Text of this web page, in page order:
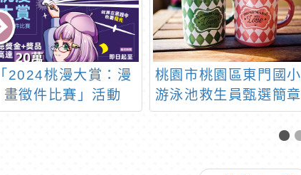
「2024桃漫大賞：漫
畫徵件比賽」活動
桃園市桃園區東門國小
游泳池救生員甄選簡章